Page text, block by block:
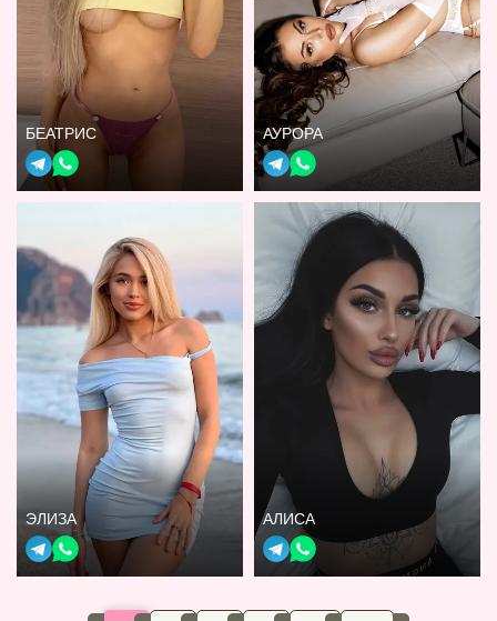
БЕАТРИС АУРОРА
ЭЛИЗА АЛИСА